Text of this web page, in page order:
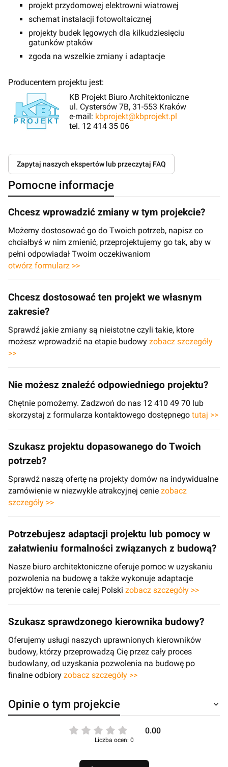
projekt przydomowej elektrowni wiatrowej
schemat instalacji fotowoltaicznej
projekty budek lęgowych dla kilkudziesięciu
gatunków ptaków
zgoda na wszelkie zmiany i adaptacje
Producentem projektu jest:
KB Projekt Biuro Architektoniczne
ul. Cystersów 7B, 31-553 Kraków
e-mail: kbprojekt@kbprojekt.pl
tel. 12 414 35 06
Zapytaj naszych ekspertów lub przeczytaj FAQ
Pomocne informacje
Chcesz wprowadzić zmiany w tym projekcie?
Możemy dostosować go do Twoich potrzeb, napisz co
chciałbyś w nim zmienić, przeprojektujemy go tak, aby w
pełni odpowiadał Twoim oczekiwaniom
otwórz formularz >>
Chcesz dostosować ten projekt we własnym
zakresie?
Sprawdź jakie zmiany są nieistotne czyli takie, ktore
możesz wprowadzić na etapie budowy zobacz szczegóły
>>
Nie możesz znaleźć odpowiedniego projektu?
Chętnie pomożemy. Zadzwoń do nas 12 410 49 70 lub
skorzystaj z formularza kontaktowego dostępnego tutaj >>
Szukasz projektu dopasowanego do Twoich
potrzeb?
Sprawdź naszą ofertę na projekty domów na indywidualne
zamówienie w niezwykle atrakcyjnej cenie zobacz
szczegóły >>
Potrzebujesz adaptacji projektu lub pomocy w
załatwieniu formalności związanych z budową?
Nasze biuro architektoniczne oferuje pomoc w uzyskaniu
pozwolenia na budowę a także wykonuje adaptacje
projektów na terenie całej Polski zobacz szczegóły >>
Szukasz sprawdzonego kierownika budowy?
Oferujemy usługi naszych uprawnionych kierowników
budowy, którzy przeprowadzą Cię przez cały proces
budowlany, od uzyskania pozwolenia na budowę po
finalne odbiory zobacz szczegóły >>
Opinie o tym projekcie
0.00
Liczba ocen: 0